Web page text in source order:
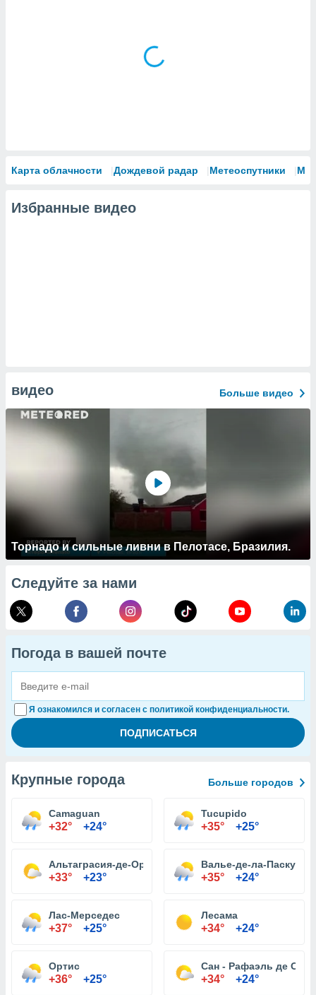
Карта облачности Дождевой радар Метеоспутники
Избранные видео
видео Больше видео
Торнадо и сильные ливни в Пелотасе, Бразилия.
Следуйте за нами
Погода в вашей почте
Я ознакомился и согласен с политикой конфиденциальности.
Крупные города Больше городов
Camaguan
+32° +24°
Tucupido
+35° +25°
Альтаграсия-де-Оритуко
+33° +23°
Валье-де-ла-Паскуа
+35° +24°
Лас-Мерседес
+37° +25°
Лесама
+34° +24°
Ортис
+36° +25°
Сан - Рафаэль де
+34° +24°